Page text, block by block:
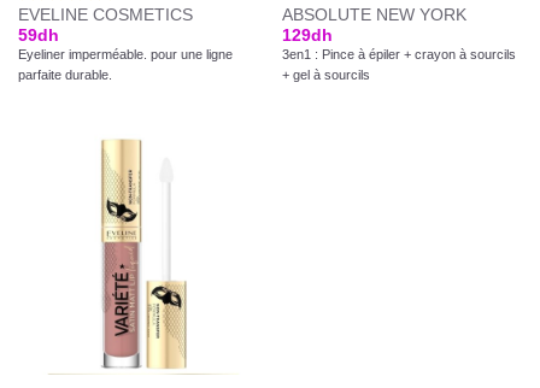
Note5.00
sur 5
EVELINE COSMETICS
59dh
Eyeliner imperméable. pour une ligne
parfaite durable.
ABSOLUTE NEW YORK
129dh
3en1 : Pince à épiler + crayon à sourcils
+ gel à sourcils